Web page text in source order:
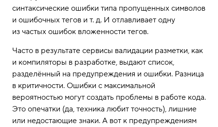
синтаксические ошибки типа пропущенных символов
и ошибочных тегов и т. д. И отлавливает одну
из частых ошибок вложенности тегов.
Часто в результате сервисы валидации разметки, как
и компиляторы в разработке, выдают список,
разделённый на предупреждения и ошибки. Разница
в критичности. Ошибки с максимальной
вероятностью могут создать проблемы в работе кода.
Это опечатки (да, техника любит точность), лишние
или недостающие знаки. А вот к предупреждениям